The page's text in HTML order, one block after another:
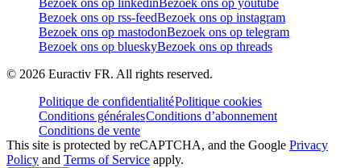
Bezoek ons op linkedinBezoek ons op youtube
Bezoek ons op rss-feedBezoek ons op instagram
Bezoek ons op mastodonBezoek ons op telegram
Bezoek ons op blueskyBezoek ons op threads
© 2026 Euractiv FR. All rights reserved.
Politique de confidentialitéPolitique cookies
Conditions généralesConditions d’abonnement
Conditions de vente
This site is protected by reCAPTCHA, and the Google Privacy
Policy and Terms of Service apply.